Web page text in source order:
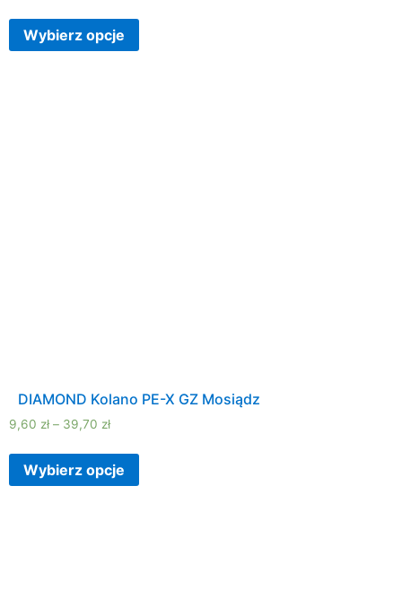
Wybierz opcje
DIAMOND Kolano PE-X GZ Mosiądz
9,60 zł – 39,70 zł
Wybierz opcje